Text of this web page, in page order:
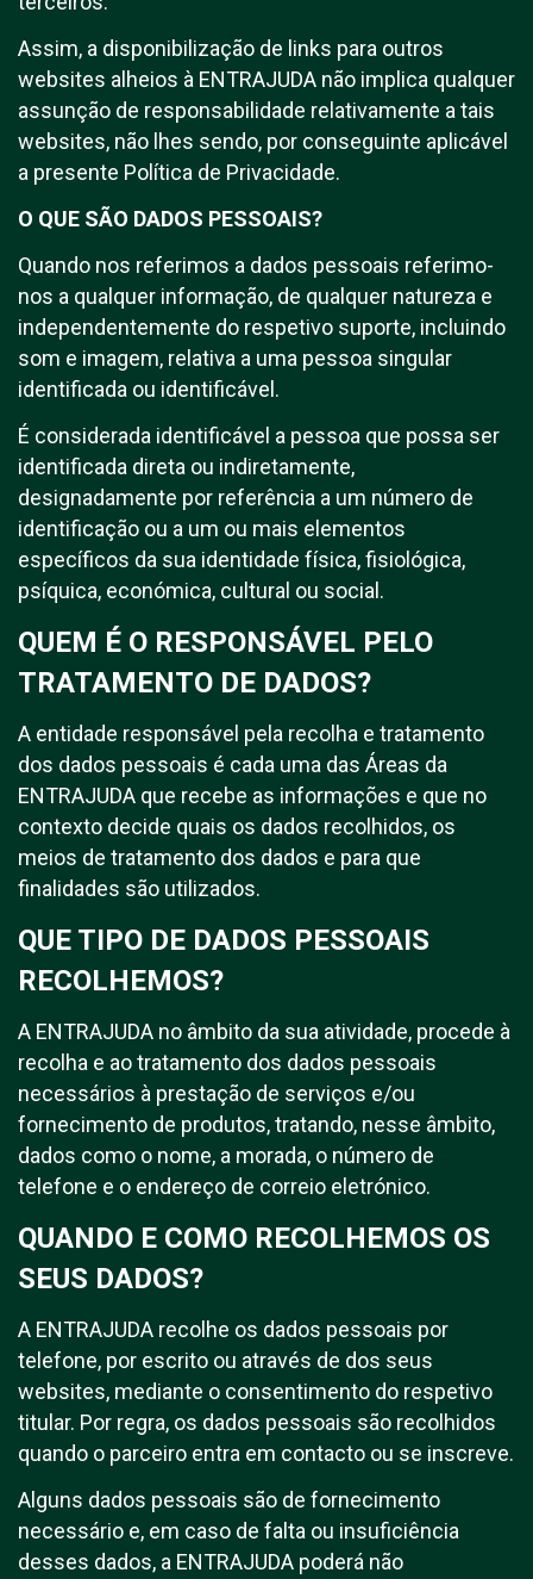
Assim, a disponibilização de links para outros
websites alheios à ENTRAJUDA não implica qualquer
assunção de responsabilidade relativamente a tais
websites, não lhes sendo, por conseguinte aplicável
a presente Política de Privacidade.
O QUE SÃO DADOS PESSOAIS?
Quando nos referimos a dados pessoais referimo-
nos a qualquer informação, de qualquer natureza e
independentemente do respetivo suporte, incluindo
som e imagem, relativa a uma pessoa singular
identificada ou identificável.
É considerada identificável a pessoa que possa ser
identificada direta ou indiretamente,
designadamente por referência a um número de
identificação ou a um ou mais elementos
específicos da sua identidade física, fisiológica,
psíquica, económica, cultural ou social.
QUEM É O RESPONSÁVEL PELO
TRATAMENTO DE DADOS?
A entidade responsável pela recolha e tratamento
dos dados pessoais é cada uma das Áreas da
ENTRAJUDA que recebe as informações e que no
contexto decide quais os dados recolhidos, os
meios de tratamento dos dados e para que
finalidades são utilizados.
QUE TIPO DE DADOS PESSOAIS
RECOLHEMOS?
A ENTRAJUDA no âmbito da sua atividade, procede à
recolha e ao tratamento dos dados pessoais
necessários à prestação de serviços e/ou
fornecimento de produtos, tratando, nesse âmbito,
dados como o nome, a morada, o número de
telefone e o endereço de correio eletrónico.
QUANDO E COMO RECOLHEMOS OS
SEUS DADOS?
A ENTRAJUDA recolhe os dados pessoais por
telefone, por escrito ou através de dos seus
websites, mediante o consentimento do respetivo
titular. Por regra, os dados pessoais são recolhidos
quando o parceiro entra em contacto ou se inscreve.
Alguns dados pessoais são de fornecimento
necessário e, em caso de falta ou insuficiência
desses dados, a ENTRAJUDA poderá não